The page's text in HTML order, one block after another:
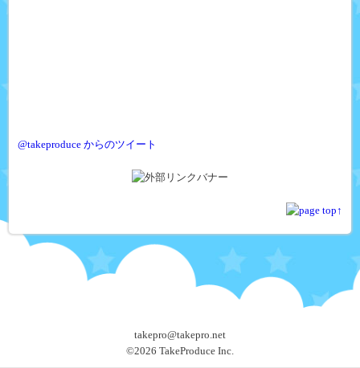
@takeproduce からのツイート
takepro@takepro.net
©2026 TakeProduce Inc.